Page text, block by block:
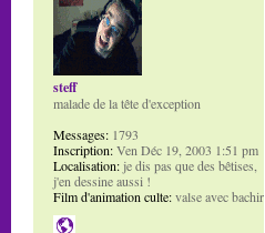
steff
malade de la tête d'exception
Messages: 1793
Inscription:Ven Déc 19, 2003 1:51 pm
Localisation:je dis pas que des bêtises,
j'en dessine aussi !
Film d'animation culte:valse avec bachir